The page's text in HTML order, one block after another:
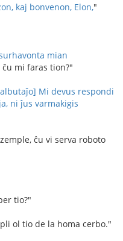
kaj bonvenon, Elon,"
mian
mi faras tion?"
Mi devus respondi
ni ĵus varmakigis
ĉu vi serva roboto
tio?"
ol tio de la homa cerbo."